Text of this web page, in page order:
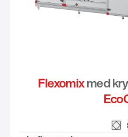
Flexomixmed